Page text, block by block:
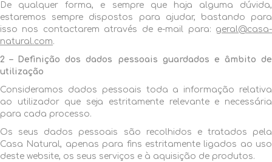
De qualquer forma, e sempre que haja alguma dúvida,
estaremos sempre dispostos para ajudar, bastando para
isso nos contactarem através de e-mail para: geral@casa-
natural.com.
2 – Definição dos dados pessoais guardados e âmbito de
utilização
Consideramos dados pessoais toda a informação relativa
ao utilizador que seja estritamente relevante e necessária
para cada processo.
Os seus dados pessoais são recolhidos e tratados pela
Casa Natural, apenas para fins estritamente ligados ao uso
deste website, os seus serviços e à aquisição de produtos.